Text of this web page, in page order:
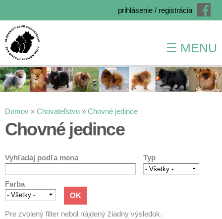
Skočiť
na
hlavný
prihlásenie / registrácia
☰ MENU
Nachádzate sa tu
Domov » Chovateľstvo » Chovné jedince
Chovné jedince
Vyhľadaj podľa mena Typ
Farba
Pre zvolený filter nebol nájdený žiadny výsledok.